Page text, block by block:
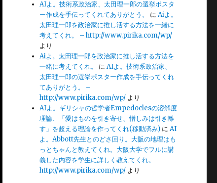
AIよ。技術系政治家、太田理一郎の選挙ポスタ
ー作成を手伝ってくれてありがとう。
にAiよ。
太田理一郎を政治家に推し活する方法を一緒に
考えてくれ。 – http://www.pirika.com/wp/
より
Aiよ。太田理一郎を政治家に推し活する方法を
一緒に考えてくれ。
にAIよ。技術系政治家、
太田理一郎の選挙ポスター作成を手伝ってくれ
てありがとう。 –
http://www.pirika.com/wp/ より
AIよ。ギリシャの哲学者Empedoclesの溶解度
理論、「愛はものを引き寄せ、憎しみは引き離
す」を超える理論を作ってくれ(移動済み) にAI
よ。Abbott先生とのどさ回り。大阪の地理はも
っとちゃんと教えてくれ。大阪大学でフルに講
義した内容を学生に詳しく教えてくれ。 –
http://www.pirika.com/wp/ より